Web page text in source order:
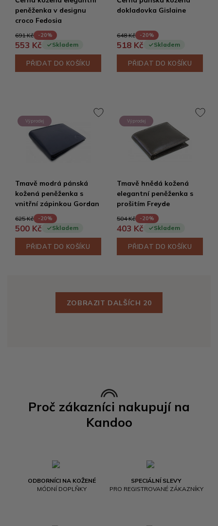
peněženka v designu
croco Fedosia
691 Kč -20%
553 Kč Skladem
PŘIDAT DO KOŠÍKU
dokladovka Gislaine
648 Kč -20%
518 Kč Skladem
PŘIDAT DO KOŠÍKU
Výprodej
Tmavě modrá pánská
kožená peněženka s
vnitřní zápinkou Gordan
625 Kč -20%
500 Kč Skladem
PŘIDAT DO KOŠÍKU
Výprodej
Tmavě hnědá kožená
elegantní peněženka s
prošitím Freyde
504 Kč -20%
403 Kč Skladem
PŘIDAT DO KOŠÍKU
ZOBRAZIT DALŠÍCH 20
Proč zákazníci nakupují na
Kandoo
ODBORNÍCI NA KOŽENÉ
MÓDNÍ DOPLŇKY
SPECIÁLNÍ SLEVY
PRO REGISTROVANÉ ZÁKAZNÍKY